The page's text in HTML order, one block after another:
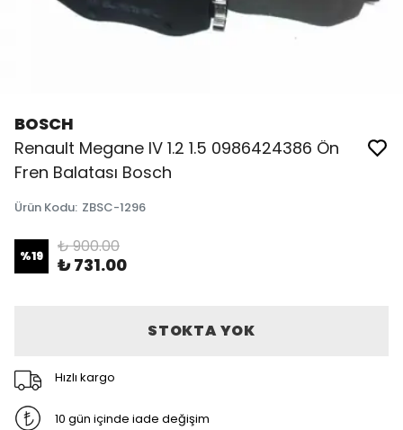
BOSCH
Renault Megane IV 1.2 1.5 0986424386 Ön
Fren Balatası Bosch
Ürün Kodu: ZBSC-1296
%19 ₺ 900.00
₺ 731.00
STOKTA YOK
Hızlı kargo
10 gün içinde iade değişim